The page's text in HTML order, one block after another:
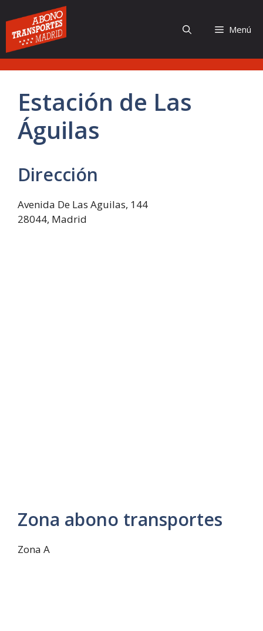
al
contenido
Menú
Estación de Las
Águilas
Dirección
Avenida De Las Aguilas, 144
28044, Madrid
Zona abono transportes
Zona A